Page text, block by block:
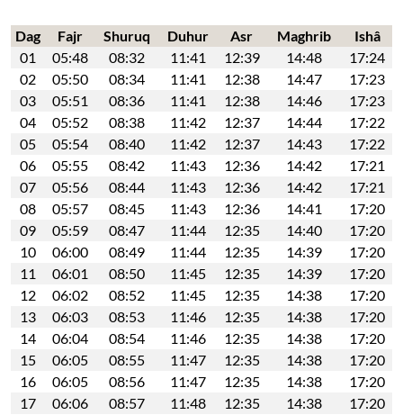
Dag Fajr Shuruq Duhur Asr Maghrib
Ishâ
01
05:48 08:32 11:41 12:39 14:48
17:24
02
05:50 08:34 11:41 12:38 14:47
17:23
03
05:51 08:36 11:41 12:38 14:46
17:23
04
05:52 08:38 11:42 12:37 14:44
17:22
05
05:54 08:40 11:42 12:37 14:43
17:22
06
05:55 08:42 11:43 12:36 14:42
17:21
07
05:56 08:44 11:43 12:36 14:42
17:21
08
05:57 08:45 11:43 12:36 14:41
17:20
09
05:59 08:47 11:44 12:35 14:40
17:20
10
06:00 08:49 11:44 12:35 14:39
17:20
11
06:01 08:50 11:45 12:35 14:39
17:20
12
06:02 08:52 11:45 12:35 14:38
17:20
13
06:03 08:53 11:46 12:35 14:38
17:20
14
06:04 08:54 11:46 12:35 14:38
17:20
15
06:05 08:55 11:47 12:35 14:38
17:20
16
06:05 08:56 11:47 12:35 14:38
17:20
17
06:06 08:57 11:48 12:35 14:38
17:20